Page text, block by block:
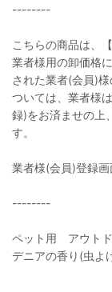
--------
こちらの商品は、
業者様用の卸価格
された業者(会員)様
ついては、業者様
録)をお済ませの上
す。
業者様(会員)登録画
--------
ペット用 アウト
デニアの香り(虫よ